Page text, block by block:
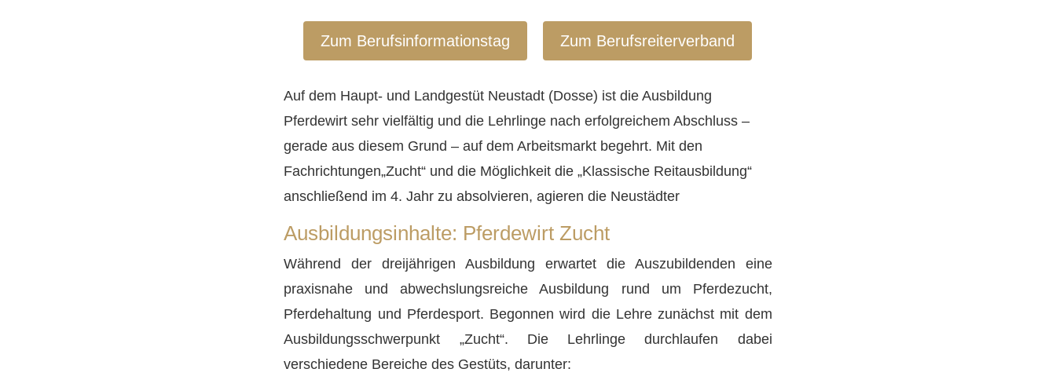
Zum Berufsinformationstag Zum Berufsreiterverband
Auf dem Haupt- und Landgestüt Neustadt (Dosse) ist die Ausbildung
Pferdewirt sehr vielfältig und die Lehrlinge nach erfolgreichem Abschluss –
gerade aus diesem Grund – auf dem Arbeitsmarkt begehrt. Mit den
Fachrichtungen„Zucht“ und die Möglichkeit die „Klassische Reitausbildung“
anschließend im 4. Jahr zu absolvieren, agieren die Neustädter
Ausbildungsinhalte: Pferdewirt Zucht
Während der dreijährigen Ausbildung erwartet die Auszubildenden eine
praxisnahe und abwechslungsreiche Ausbildung rund um Pferdezucht,
Pferdehaltung und Pferdesport. Begonnen wird die Lehre zunächst mit dem
Ausbildungsschwerpunkt „Zucht“. Die Lehrlinge durchlaufen dabei
verschiedene Bereiche des Gestüts, darunter: